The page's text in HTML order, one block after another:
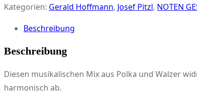
AUF
Menge
Kategorien: Gerald Hoffmann, Josef Pitzl, NOTEN
Beschreibung
Beschreibung
Diesen musikalischen Mix aus Polka und Walzer
harmonisch ab.